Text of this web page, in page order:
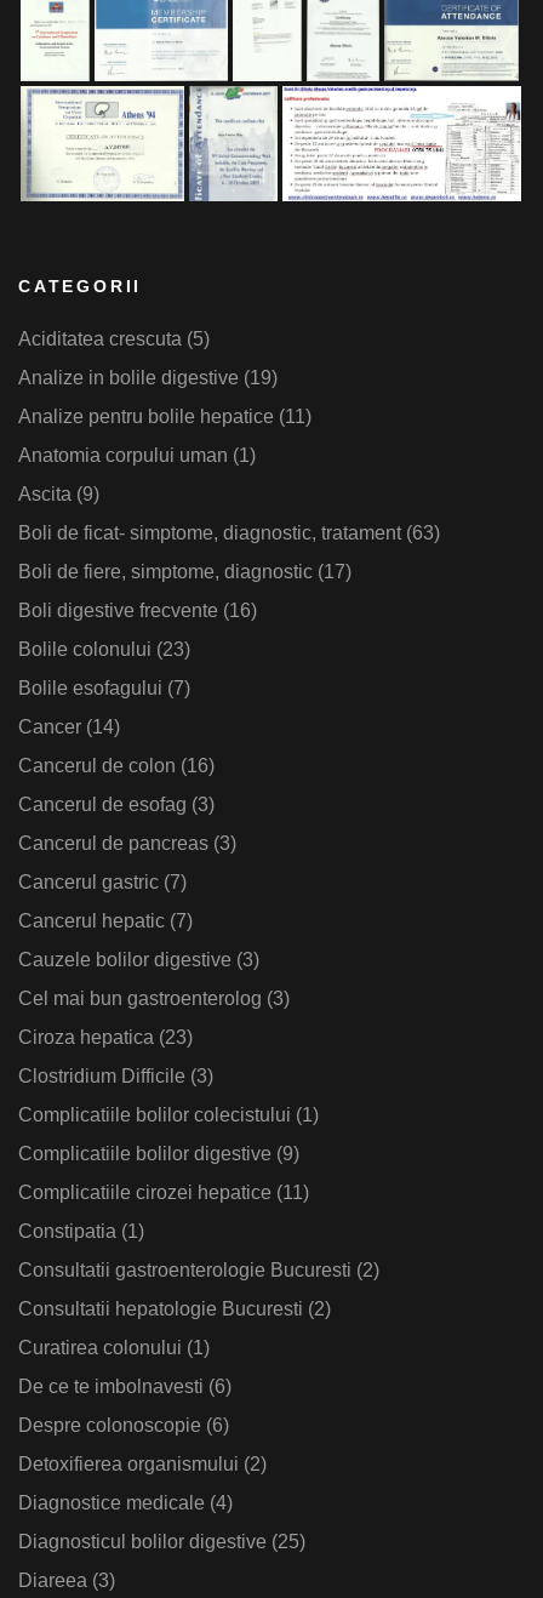
CATEGORII
Aciditatea crescuta (5)
Analize in bolile digestive (19)
Analize pentru bolile hepatice (11)
Anatomia corpului uman (1)
Ascita (9)
Boli de ficat- simptome, diagnostic, tratament(63)
Boli de fiere, simptome, diagnostic (17)
Boli digestive frecvente (16)
Bolile colonului (23)
Bolile esofagului (7)
Cancer (14)
Cancerul de colon (16)
Cancerul de esofag (3)
Cancerul de pancreas (3)
Cancerul gastric (7)
Cancerul hepatic (7)
Cauzele bolilor digestive (3)
Cel mai bun gastroenterolog (3)
Ciroza hepatica (23)
Clostridium Difficile (3)
Complicatiile bolilor colecistului (1)
Complicatiile bolilor digestive (9)
Complicatiile cirozei hepatice (11)
Constipatia (1)
Consultatii gastroenterologie Bucuresti (2)
Consultatii hepatologie Bucuresti (2)
Curatirea colonului (1)
De ce te imbolnavesti (6)
Despre colonoscopie (6)
Detoxifierea organismului (2)
Diagnostice medicale (4)
Diagnosticul bolilor digestive (25)
Diareea (3)